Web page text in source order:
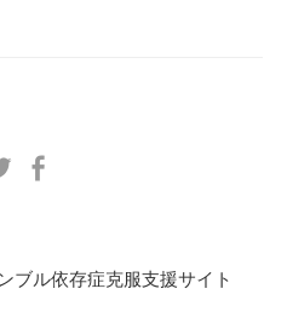
ブル依存症克服支援サイト